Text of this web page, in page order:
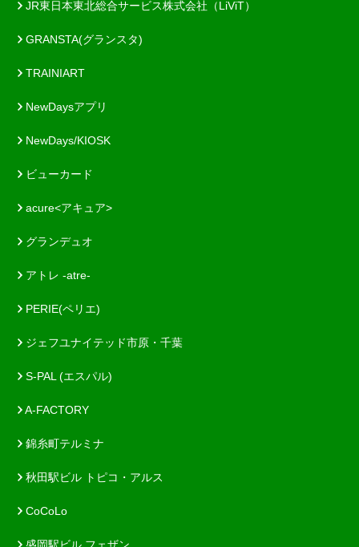
JR東日本東北総合サービス株式会社（LiViT）
GRANSTA(グランスタ)
TRAINIART
NewDaysアプリ
NewDays/KIOSK
ビューカード
acure<アキュア>
グランデュオ
アトレ -atre-
PERIE(ペリエ)
ジェフユナイテッド市原・千葉
S-PAL (エスパル)
A-FACTORY
錦糸町テルミナ
秋田駅ビル トピコ・アルス
CoCoLo